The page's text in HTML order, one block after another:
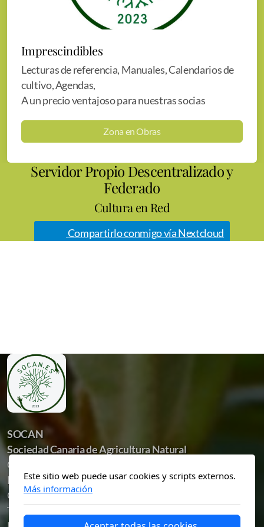
Imprescindibles
Lecturas de referencia, Manuales, Calendarios de
cultivo, Agendas,
A un precio ventajoso para nuestras socias
Zona en Obras
Servidor Propio Descentralizado y
Federado
Cultura en Red
Compartirlo conmigo vía Nextcloud
SOCAN
Sociedad Canaria de Agricultura Natural
Calle El Cañón, 58.
Las Palmas de Gran Canaria
Gran Canaria
Tel: +34 606 46 80 40
Este sitio web puede usar cookies y scripts externos.
Más información